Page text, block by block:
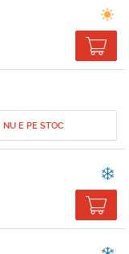
NU E PE STOC